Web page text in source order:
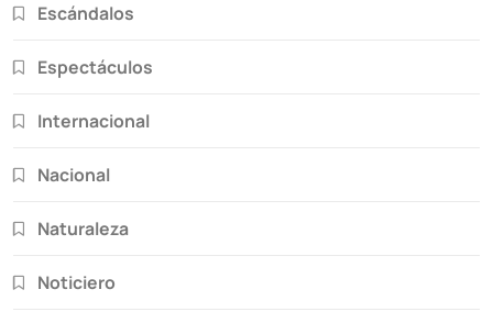
Escándalos
Espectáculos
Internacional
Nacional
Naturaleza
Noticiero